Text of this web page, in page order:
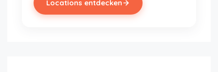
Locations entdecken